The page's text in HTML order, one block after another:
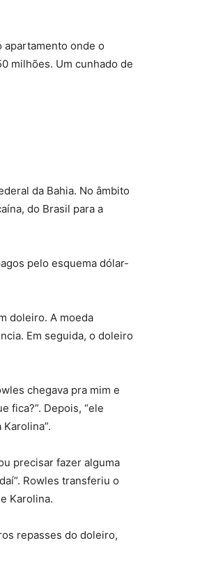
apartamento onde o
milhões. Um cunhado de
da Bahia. No âmbito
do Brasil para a
pelo esquema dólar-
doleiro. A moeda
Em seguida, o doleiro
chegava pra mim e
fica?”. Depois, “ele
precisar fazer alguma
Rowles transferiu o
Karolina.
repasses do doleiro,